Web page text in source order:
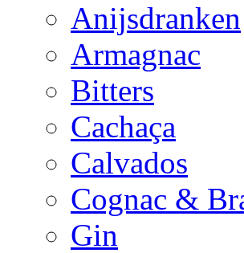
Anijsdranken
Armagnac
Bitters
Cachaça
Calvados
Cognac &
Gin